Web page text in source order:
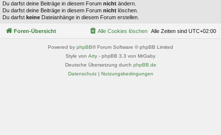
Du darfst deine Beiträge in diesem Forum nicht ändern.
Du darfst deine Beiträge in diesem Forum nicht löschen.
Du darfst keine Dateianhänge in diesem Forum erstellen.
Foren-Übersicht Alle Zeiten sind UTC+02:00
Alle Cookies löschen
Powered by phpBB® Forum Software © phpBB Limited
Style von Arty - phpBB 3.3 von MrGaby
Deutsche Übersetzung durch phpBB.de
Datenschutz| Nutzungsbedingungen